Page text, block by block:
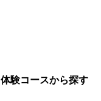
むく
すっ
体験コースから探す